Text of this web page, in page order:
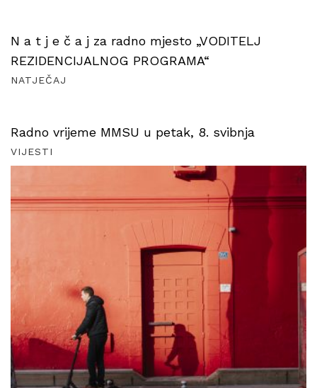
N a t j e č a j za radno mjesto „VODITELJ
REZIDENCIJALNOG PROGRAMA“
NATJEČAJ
Radno vrijeme MMSU u petak, 8. svibnja
VIJESTI